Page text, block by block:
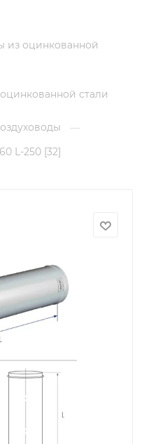
из оцинкованной
стали
—
L-250 [32]